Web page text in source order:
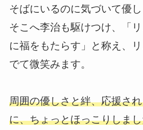
そばにいるのに気づいて優し
そこへ李治も駆けつけ、「
に福をもたらす」と称え、
でて微笑みます。
周囲の優しさと絆、応援さ
に、ちょっとほっこりしま